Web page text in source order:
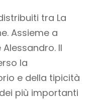
tra La
Assieme a
Il
la
e della tipicità
più importanti